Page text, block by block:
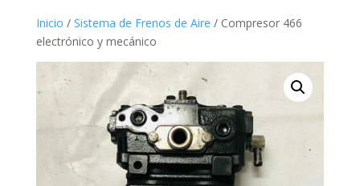
Inicio / Sistema de Frenos de Aire / Compresor 466
electrónico y mecánico